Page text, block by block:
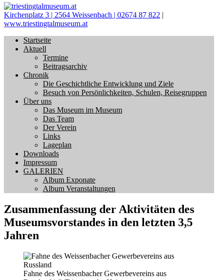
Kirchenplatz 3 | 2564 Weissenbach | 02674 87 822 |
www.triestingtalmuseum.at
Startseite
Aktuell
Termine
Beitragsarchiv
Chronik
Die Geschichtliche Entwicklung und Ziele
Besuch von Persönlichkeiten, Schulen, Reisegruppen
Über uns
Das Museum im Museum
Das Team
Der Verein
Links
Lageplan
Downloads
Impressum
GALERIEN
Album Exponate
Album Veranstaltungen
Zusammenfassung der Aktivitäten des
Museumsvorstandes in den letzten 3,5
Jahren
Fahne des Weissenbacher Gewerbevereins aus